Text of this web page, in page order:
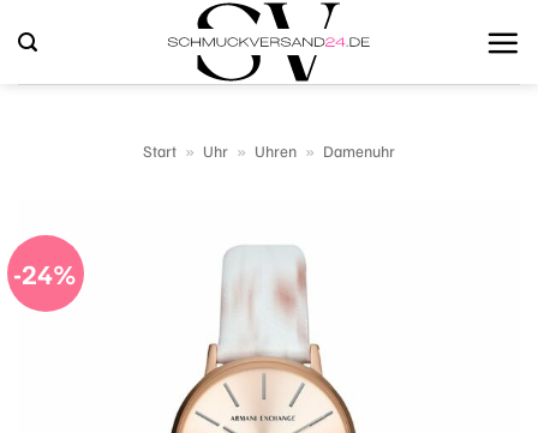
Inhalt
springen
Start » Uhr » Uhren » Damenuhr
-24%